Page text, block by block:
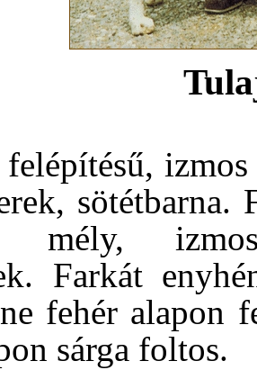
sötétbarna.
mély,
Farkát
fehér alapon
sárga foltos.